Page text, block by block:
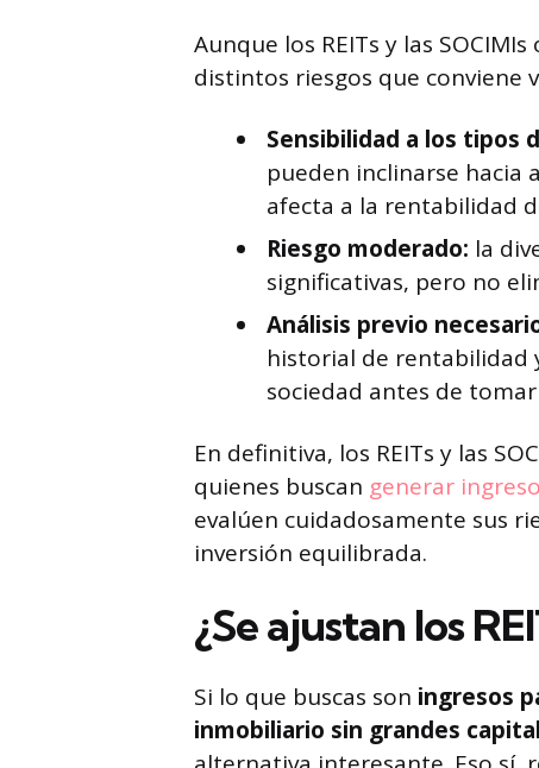
Aunque los REITs y las
distintos riesgos que conviene
Sensibilidad a los tipos
pueden inclinarse hacia
afecta a la rentabilidad
Riesgo moderado: la
significativas, pero no
Análisis previo
historial de rentabilidad
sociedad antes de
En definitiva, los REITs y las
quienes buscan generar
evalúen cuidadosamente sus
inversión equilibrada.
¿Se ajustan los
Si lo que buscas son ingresos
inmobiliario sin grandes